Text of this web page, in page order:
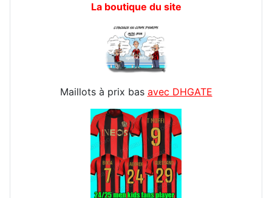
La boutique du site
Maillots à prix bas avec DHGATE